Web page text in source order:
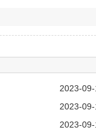
2023-09-
2023-09-
2023-09-